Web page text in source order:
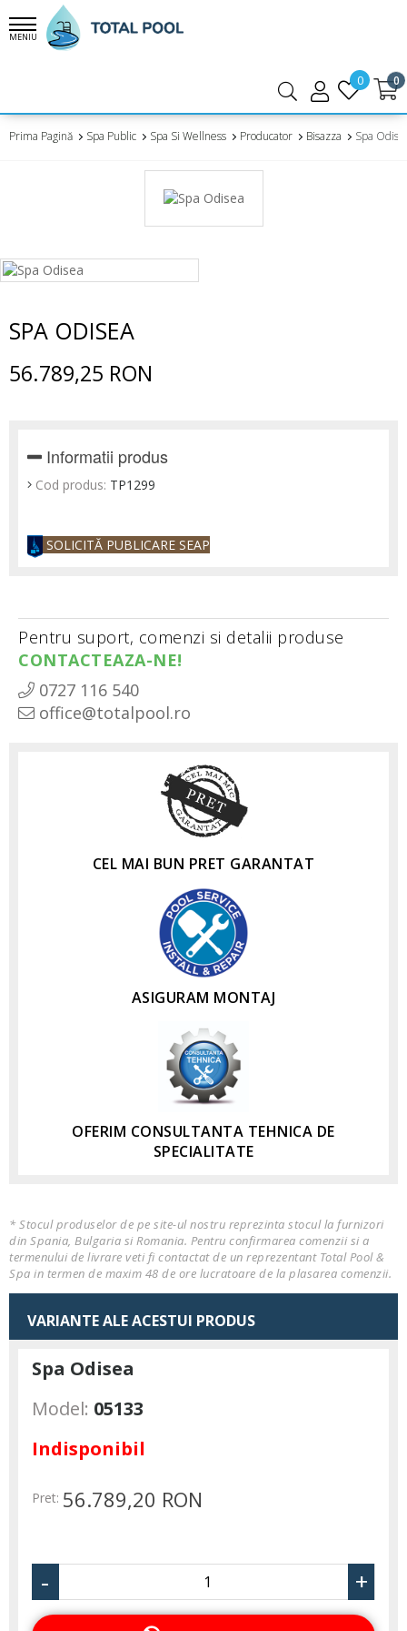
MENIU
0 0
Prima Pagină Spa Public Spa Si Wellness Producator Bisazza Spa
SPA ODISEA
56.789,25 RON
Informatii produs
Cod produs: TP1299
SOLICITĂ PUBLICARE SEAP
Pentru suport, comenzi si detalii produse
CONTACTEAZA-NE!
0727 116 540
office@totalpool.ro
CEL MAI BUN PRET GARANTAT
ASIGURAM MONTAJ
OFERIM CONSULTANTA TEHNICA DE
SPECIALITATE
* Stocul produselor de pe site-ul nostru reprezinta stocul la furnizori
din Spania, Bulgaria si Romania. Pentru confirmarea comenzii si a
termenului de livrare veti fi contactat de un reprezentant Total Pool &
Spa in termen de maxim 48 de ore lucratoare de la plasarea comenzii.
VARIANTE ALE ACESTUI PRODUS
Spa Odisea
Model: 05133
Indisponibil
Pret: 56.789,20 RON
- +